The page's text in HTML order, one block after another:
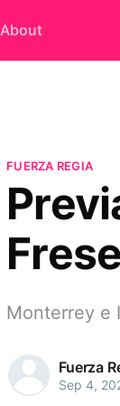
About
FUERZA REGIA
Monterrey e
Fuerza
Sep 4,